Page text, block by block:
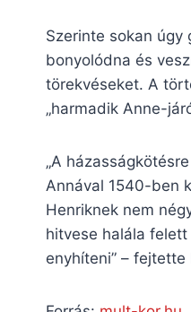
Szerinte sokan
bonyolódna és
törekvéseket. A
„harmadik Anne-
„A
Annával 1540-ben
Henriknek nem
hitvese halála
enyhíteni” –